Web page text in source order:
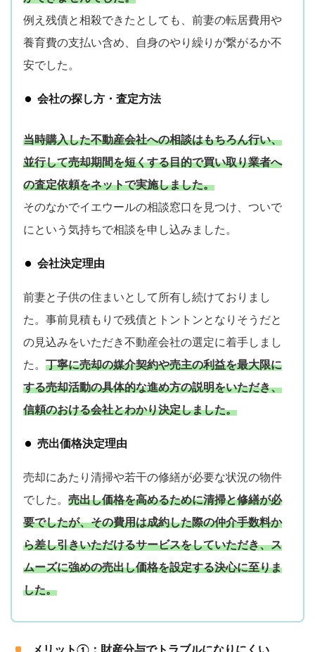
例え残債と相殺できたとしても、前妻の転居費用や
養育費の支払い含め、自身のやり繰りが繋がるか不
安でした。
会社の探し方・査定方法
当時購入した不動産会社への相談はもちろん行い、
並行して売却期間を短くする目的で買い取り業者へ
の査定依頼をネットで実施しました。
そのなかでイエウールの相談窓口を見つけ、ついで
にという気持ちで相談を申し込みました。
会社決定理由
前妻と子供の住まいとして所有し続けておりまし
た。事前見積もりで残債とトントンとなりそうだと
の見込みをいただき不動産会社の選定に着手しまし
た。 丁寧に売却の媒介契約や売主の利益を最大限に
する売却活動の具体的な進め方の説明をいただき、
信頼のおける会社とわかり決定しました。
売出価格決定理由
売却にあたり清掃や若干の修繕が必要な状況の物件
でした。 売出し価格を高めるために清掃と修繕が必
要でしたが、その費用は成約した際の仲介手数料か
ら差し引きいただけるサービスをしていただき、ス
ムーズに強めの売出し価格を設定する決心に至りま
した。